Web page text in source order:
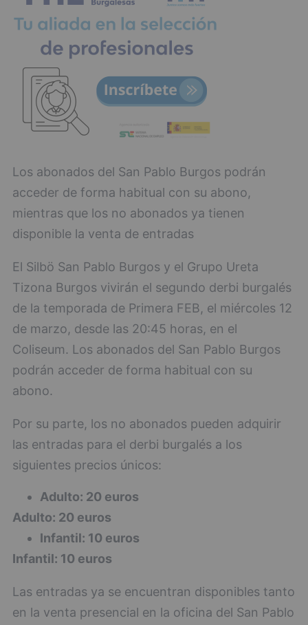
Los abonados del San Pablo Burgos podrán
acceder de forma habitual con su abono,
mientras que los no abonados ya tienen
disponible la venta de entradas
El Silbö San Pablo Burgos y el Grupo Ureta
Tizona Burgos vivirán el segundo derbi burgalés
de la temporada de Primera FEB, el miércoles 12
de marzo, desde las 20:45 horas, en el
Coliseum. Los abonados del San Pablo Burgos
podrán acceder de forma habitual con su
abono.
Por su parte, los no abonados pueden adquirir
las entradas para el derbi burgalés a los
siguientes precios únicos:
Adulto: 20 euros
Adulto: 20 euros
Infantil: 10 euros
Infantil: 10 euros
Las entradas ya se encuentran disponibles tanto
en la venta presencial en la oficina del San Pablo